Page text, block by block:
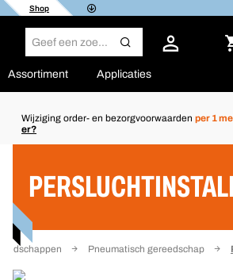
Shop
Assortiment Applicaties
Wijziging order- en bezorgvoorwaarden per 1
er?
Pneumatisch gereedschap